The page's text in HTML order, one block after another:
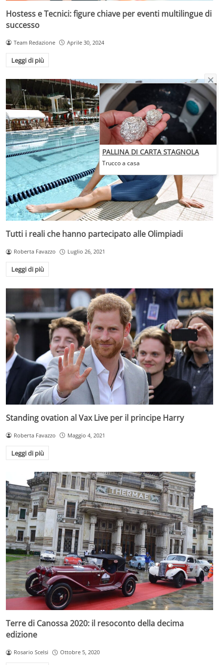
Hostess e Tecnici: figure chiave per eventi multilingue di
successo
Team Redazione Aprile 30, 2024
Leggi di più
Tutti i reali che hanno partecipato alle Olimpiadi
Roberta Favazzo Luglio 26, 2021
Leggi di più
Standing ovation al Vax Live per il principe Harry
Roberta Favazzo Maggio 4, 2021
Leggi di più
Terre di Canossa 2020: il resoconto della decima
edizione
Rosario Scelsi Ottobre 5, 2020
PALLINA DI CARTA STAGNOLA
Trucco a casa